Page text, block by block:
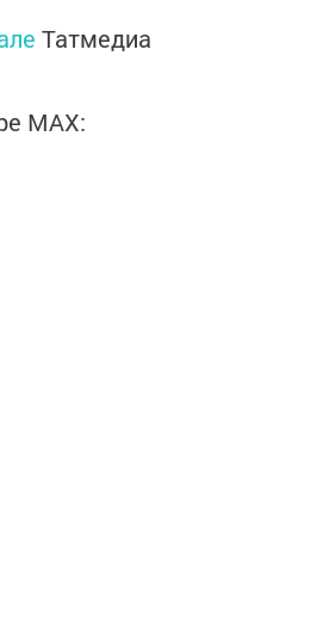
Татмедиа
MАХ: